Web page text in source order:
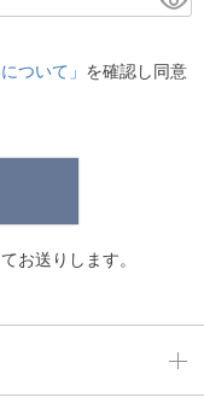
ついて」 を確認し同意
お送りします。